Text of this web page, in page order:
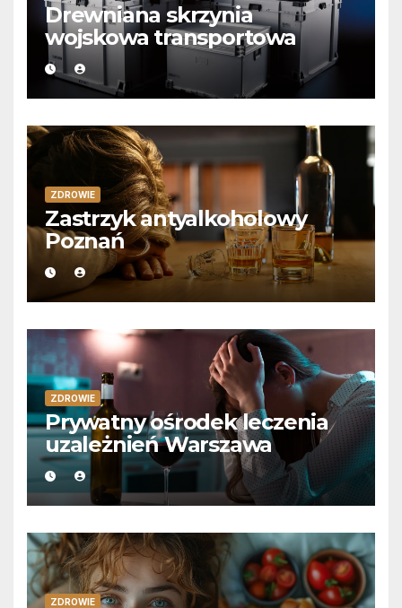
Drewniana skrzynia
wojskowa transportowa
ZDROWIE
Zastrzyk antyalkoholowy
Poznań
ZDROWIE
Prywatny ośrodek leczenia
uzależnień Warszawa
ZDROWIE